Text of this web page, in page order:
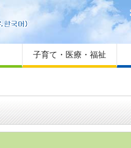
はじめての方へ
Foreign language
サイトマップ
子育て・医療・福祉